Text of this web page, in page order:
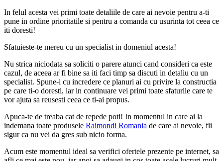
In felul acesta vei primi toate detaliile de care ai nevoie pentru a-ti
pune in ordine prioritatile si pentru a comanda cu usurinta tot ceea ce
iti doresti!
Sfatuieste-te mereu cu un specialist in domeniul acesta!
Nu strica niciodata sa soliciti o parere atunci cand consideri ca este
cazul, de aceea ar fi bine sa iti faci timp sa discuti in detaliu cu un
specialist. Spune-i cu incredere ce planuri ai cu privire la constructia
pe care ti-o doresti, iar in continuare vei primi toate sfaturile care te
vor ajuta sa reusesti ceea ce ti-ai propus.
Apuca-te de treaba cat de repede poti! In momentul in care ai la
indemana toate produsele Raimondi Romania de care ai nevoie, fii
sigur ca nu vei da gres sub nicio forma.
Acum este momentul ideal sa verifici ofertele prezente pe internet, sa